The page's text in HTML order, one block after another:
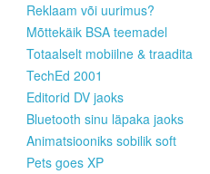
Reklaam või uurimus?
Mõttekäik BSA teemadel
Totaalselt mobiilne & traadita
TechEd 2001
Editorid DV jaoks
Bluetooth sinu läpaka jaoks
Animatsiooniks sobilik soft
Pets goes XP